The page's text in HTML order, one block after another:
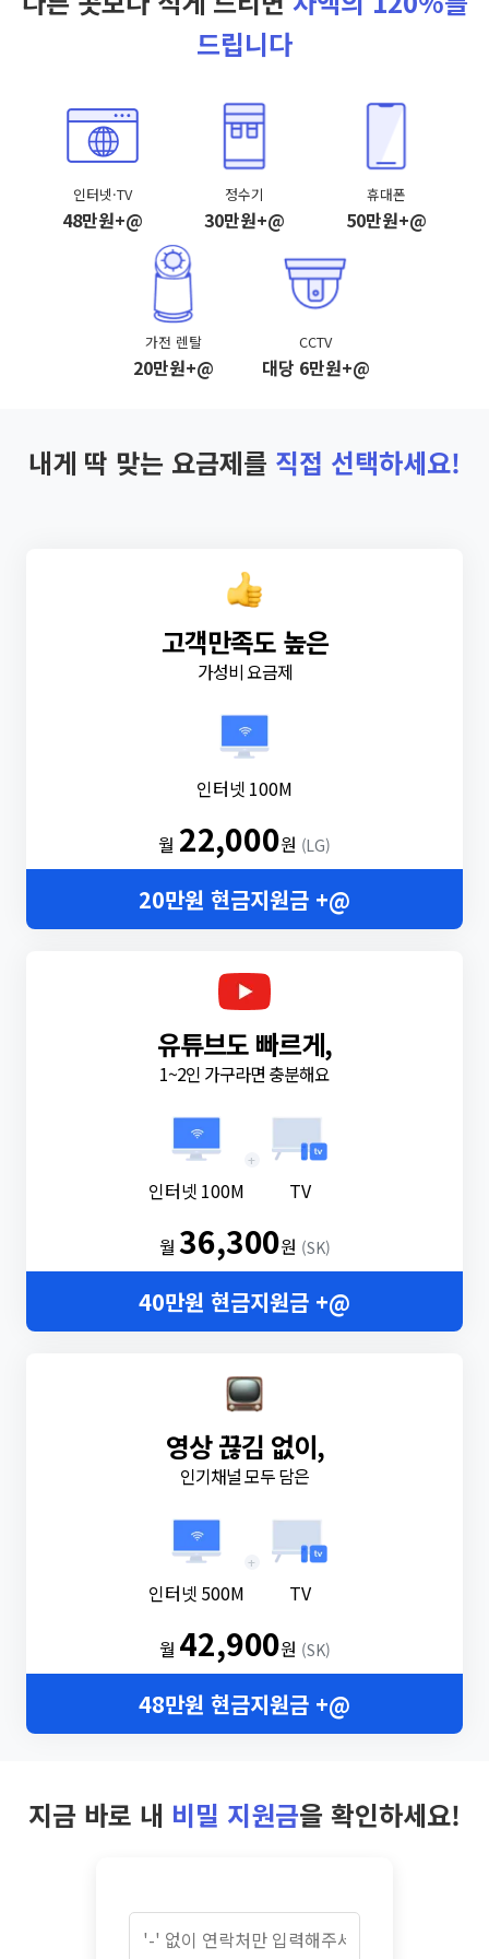
드립니다
인터넷·TV
48만원+@
정수기
30만원+@
휴대폰
50만원+@
가전 렌탈
20만원+@
CCTV
대당 6만원+@
내게 딱 맞는 요금제를 직접 선택하세요!
고객만족도 높은
가성비 요금제
인터넷 100M
월 22,000원 (LG)
20만원 현금지원금 +@
유튜브도 빠르게,
1~2인 가구라면 충분해요
인터넷 100M
+
TV
월36,300원 (SK)
40만원 현금지원금 +@
영상 끊김 없이,
인기채널 모두 담은
인터넷 500M
+
TV
월 42,900원 (SK)
48만원 현금지원금 +@
지금 바로 내 비밀 지원금을 확인하세요!